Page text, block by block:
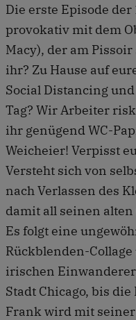
Die erste Episode
provokativ mit dem
Macy), der am
ihr? Zu Hause auf
Social Distancing
Tag? Wir Arbeiter
ihr genügend WC-
Weicheier! Verpisst
Versteht sich von
nach Verlassen des
damit all seinen
Es folgt eine
Rückblenden-
irischen
Stadt Chicago, bis
Frank wird mit